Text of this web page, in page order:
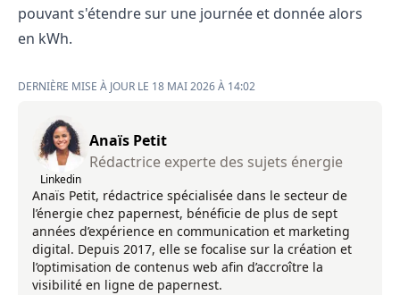
pouvant s'étendre sur une journée et donnée alors
en kWh.
DERNIÈRE MISE À JOUR LE 18 MAI 2026 À 14:02
Linkedin
Anaïs Petit
Rédactrice experte des sujets énergie
Anaïs Petit, rédactrice spécialisée dans le secteur de
l’énergie chez papernest, bénéficie de plus de sept
années d’expérience en communication et marketing
digital. Depuis 2017, elle se focalise sur la création et
l’optimisation de contenus web afin d’accroître la
visibilité en ligne de papernest.